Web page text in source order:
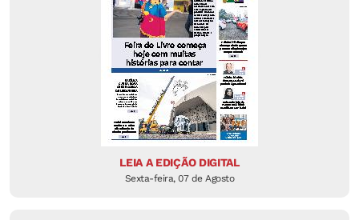
LEIA A EDIÇÃO DIGITAL
Sexta-feira, 07 de Agosto